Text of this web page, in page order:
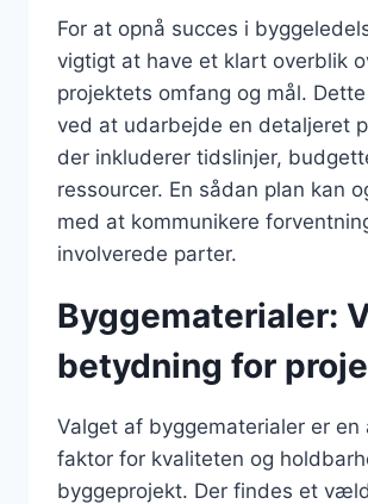
For at opnå succes i
vigtigt at have et klart overblik
projektets omfang og mål.
ved at udarbejde en detaljeret
der inkluderer tidslinjer,
ressourcer. En sådan plan kan
med at kommunikere
involverede parter.
Byggematerialer:
betydning for
Valget af byggematerialer er en
faktor for kvaliteten og
byggeprojekt. Der findes et